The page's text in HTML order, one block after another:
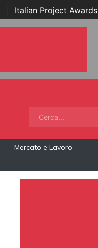
Italian Project Awards
Mercato e Lavoro